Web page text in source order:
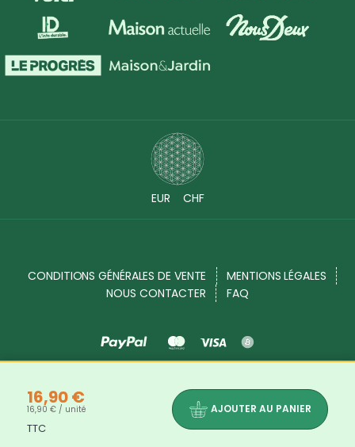
EUR CHF
CONDITIONS GÉNÉRALES DE VENTE
MENTIONS LÉGALES
NOUS CONTACTER
FAQ
Source Shop © 2017 - 2026. Tous droits réservés
Les bienfaits et propriétés des produits indiqués dans chaque description de produits ne sont là qu'à titre informatif. Les
16,90 €
16,90 € / unité
TTC
AJOUTER AU PANIER